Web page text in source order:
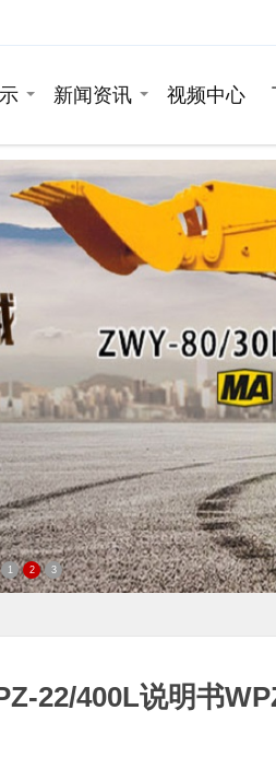
新闻资讯 视频中心
1 2 3
22/400L说明书